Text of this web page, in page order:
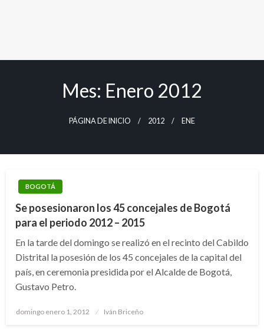
Mes: Enero 2012
PÁGINA DE INICIO 2012 ENE
BOGOTÁ
Se posesionaron los 45 concejales de Bogotá
para el periodo 2012 – 2015
En la tarde del domingo se realizó en el recinto del Cabildo
Distrital la posesión de los 45 concejales de la capital del
país, en ceremonia presidida por el Alcalde de Bogotá,
Gustavo Petro.
Publicado
domingo enero 1, 2012 Iván Briceño